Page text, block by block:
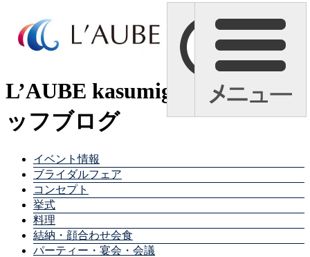
L’AUBE kasumigaura スタ
ッフブログ
イベント情報
ブライダルフェア
コンセプト
挙式
料理
結納・顔合わせ会食
パーティー・宴会・会議